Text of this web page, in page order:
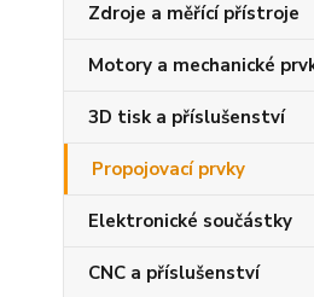
Zdroje a měřící přístroje
Motory a mechanické
3D tisk a příslušenství
Propojovací prvky
Elektronické součástky
CNC a příslušenství